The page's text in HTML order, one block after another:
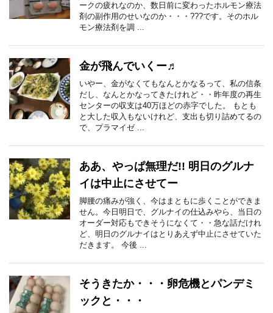
ークの疲れなのか、数日前に変わったホルモン療法
剤の副作用のせいなのか・・・???です。そのホル
モン療法剤を調 ...
金が飛んでいくー♬
いやー、金がなくてもなんとかなるって、私の信条
だし、なんとかなってきたけれど・・昨年度の再生
センターの収支は40万ほどの赤字でした。 もとも
と大した収入もないけれど、支出も切り詰めてるの
で、プラマイゼ ...
ああ、やっぱ無理だ!! 明日のグルナ
イは中止にさせてー
脚腰の痛みが強く、今はまともに歩くことができま
せん。今日明日で、グルナイの仕込みやら、当日の
オーダー対応もできそうになくて・・急な話だけれ
ど、明日のグルナイはとりあえず中止にさせていた
だきます。 今後 ...
そうきたか・・・卵危機とパンデミ
ックと・・・